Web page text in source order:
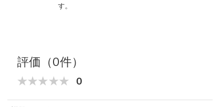
す。
評価（0件）
0